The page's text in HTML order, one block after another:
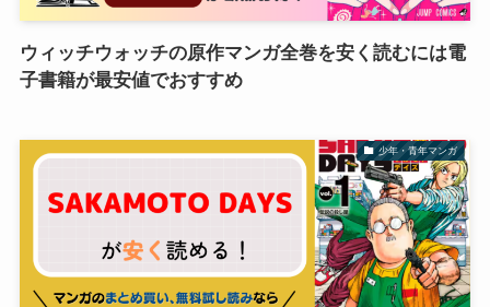
ウィッチウォッチの原作マンガ全巻を安く読むには電
子書籍が最安値でおすすめ
少年・青年マンガ